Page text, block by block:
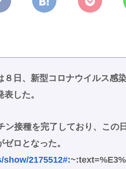
８日、新型コロナウイルス感
した。
ン接種を完了しており、この
ロとなった。
2175512#: